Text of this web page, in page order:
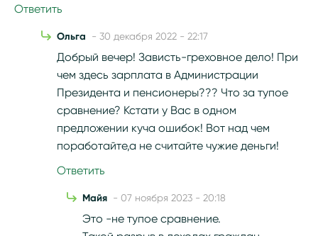
Ответить
Ольга - 30 декабря 2022 - 22:17
Добрый вечер! Зависть-греховное дело! При
чем здесь зарплата в Администрации
Президента и пенсионеры??? Что за тупое
сравнение? Кстати у Вас в одном
предложении куча ошибок! Вот над чем
поработайте,а не считайте чужие деньги!
Ответить
Майя - 07 ноября 2023 - 20:18
Это -не тупое сравнение.